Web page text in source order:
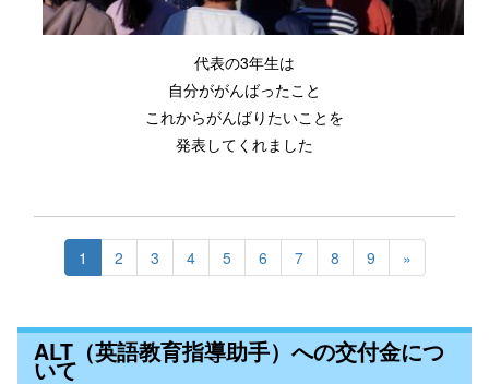
代表の3年生は
自分ががんばったこと
これからがんばりたいことを
発表してくれました
1 2 3 4 5 6 7 8 9 »
ALT（英語教育指導助手）への交付金につ
いて